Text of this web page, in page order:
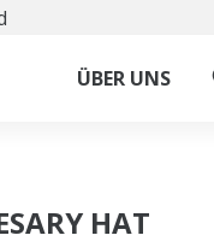
ÜBER UNS
HAT